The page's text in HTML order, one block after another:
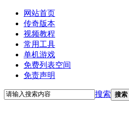
网站首页
传奇版本
视频教程
常用工具
单机游戏
免费列表空间
免责声明
搜索 搜索